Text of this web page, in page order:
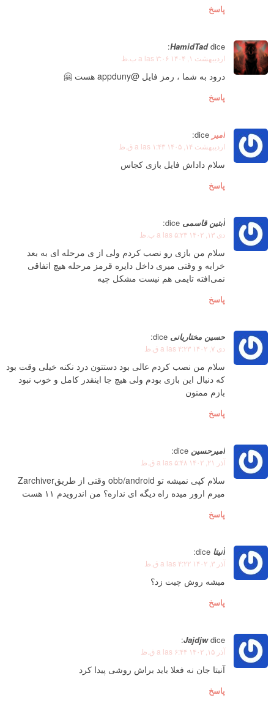
پاسخ
HamidTad dice:
اردیبهشت ۱, ۱۴۰۴ a las ۳:۰۶ ب.ظ
درود به شما ، رمز فایل @appduny هست 🤗
پاسخ
امیر dice:
اردیبهشت ۱۴, ۱۴۰۵ a las ۱:۴۳ ق.ظ
سلام داداش فایل بازی کجاس
پاسخ
آبتین قاسمی dice:
دی ۱۳, ۱۴۰۲ a las ۵:۲۳ ب.ظ
سلام من بازی رو نصب کردم ولی از ی مرحله ای به بعد
خرابه و وقتی میری داخل دایره قرمز مرحله هیچ اتفاقی
نمی‌افته تایمی هم نیست مشکل چیه
پاسخ
حسین مختاریانی dice:
دی ۷, ۱۴۰۲ a las ۴:۲۳ ق.ظ
سلام من نصب کردم عالی بود دستتون درد نکنه خیلی وقت بود
که دنبال این بازی بودم ولی هیچ جا اینقدر کامل و خوب نبود
بازم ممنون
پاسخ
امیرحسین dice:
آذر ۲۱, ۱۴۰۲ a las ۵:۴۸ ق.ظ
سلام کپی نمیشه تو obb/android وقتی از طریقZarchiver
میرم ارور میده راه دیگه ای نداره؟ من اندرویدم ۱۱ هست
پاسخ
آنیتا dice:
آذر ۳, ۱۴۰۲ a las ۴:۲۲ ق.ظ
میشه روش چیت زد؟
پاسخ
Jajdjw dice:
آذر ۱۵, ۱۴۰۲ a las ۶:۴۴ ق.ظ
آنیتا جان نه فعلا باید براش روشی پیدا کرد
پاسخ